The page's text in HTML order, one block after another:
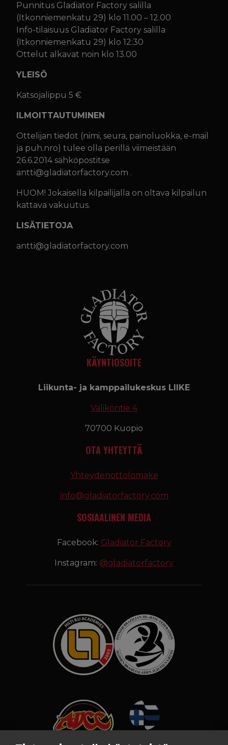
Punnitus Gladiator Factory salilla
(Itkonniemenkatu 29) klo 11.00 – 12.00
Info-tilaisuus Gladiator Factory salilla
(Itkonniemenkatu 29) klo 12:30
Ottelut alkavat noin klo 13.00
YLEISÖ
Katsojalippu 5 €
ILMOITTAUTUMINEN
Ottelijan tiedot (nimi, seura, painoluokka, e-mail
ja puh.nro) tulee olla perillä viimeistään
26.6.2014 sähköpostitse
antti@gladiatorfactory.com .
HUOM! Jokaisella kilpailijalla on oltava kilpailun
kattava vakuutus.
LISÄTIETOJA
antti@gladiatorfactory.com
KÄYNTIOSOITE
Liikunta- ja kamppailukeskus LIIKE
Väliköntie 4
70700 Kuopio
OTA YHTEYTTÄ
Yhteydenottolomake
info@gladiatorfactory.com
SOSIAALINEN MEDIA
Facebook: Gladiator Factory
Instagram: @gladiatorfactory